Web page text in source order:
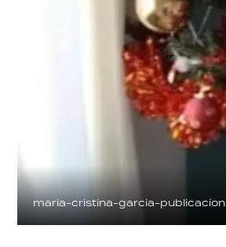
maria-cristina-garcia-publicacion